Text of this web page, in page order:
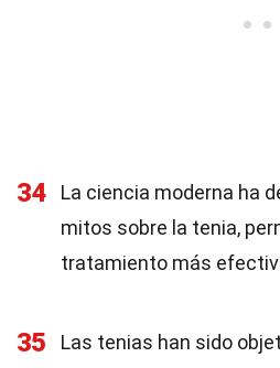
34
La ciencia moderna ha
mitos sobre la tenia,
tratamiento más
35
Las tenias han sido